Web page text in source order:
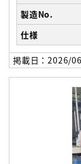
製造No.
仕様
掲載日：2026/